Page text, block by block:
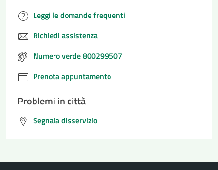
Leggi le domande frequenti
Richiedi assistenza
Numero verde 800299507
Prenota appuntamento
Problemi in città
Segnala disservizio